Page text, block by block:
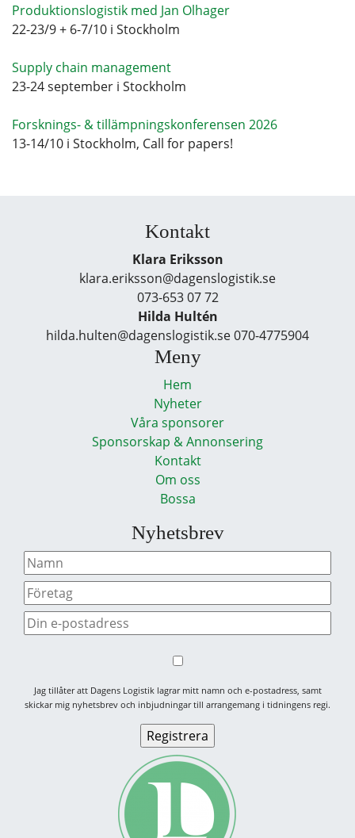
Produktionslogistik med Jan Olhager
22-23/9 + 6-7/10 i Stockholm
Supply chain management
23-24 september i Stockholm
Forsknings- & tillämpningskonferensen 2026
13-14/10 i Stockholm, Call for papers!
Kontakt
Klara Eriksson
klara.eriksson@dagenslogistik.se
073-653 07 72
Hilda Hultén
hilda.hulten@dagenslogistik.se 070-4775904
Meny
Hem
Nyheter
Våra sponsorer
Sponsorskap & Annonsering
Kontakt
Om oss
Bossa
Nyhetsbrev
Jag tillåter att Dagens Logistik lagrar mitt namn och e-postadress, samt
skickar mig nyhetsbrev och inbjudningar till arrangemang i tidningens regi.